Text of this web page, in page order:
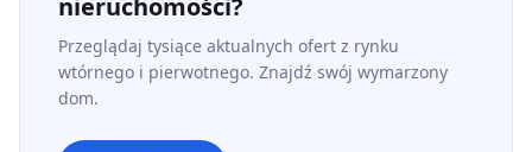
Przeglądaj tysiące aktualnych ofert z rynku
wtórnego i pierwotnego. Znajdź swój wymarzony
dom.